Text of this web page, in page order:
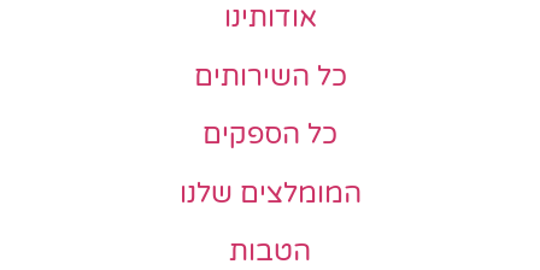
אודותינו
כל השירותים
כל הספקים
המומלצים שלנו
הטבות